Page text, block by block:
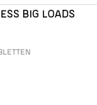
BIG LOADS